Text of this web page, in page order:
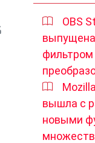
OBS
вышла с
новыми